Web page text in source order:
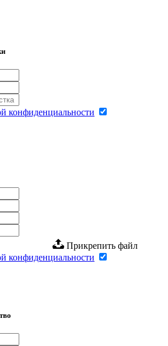
конфиденциальности
Прикрепить файл
конфиденциальности